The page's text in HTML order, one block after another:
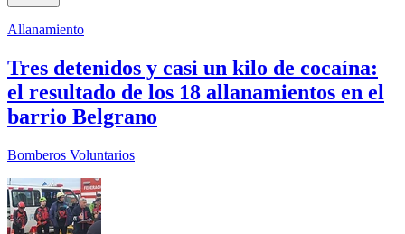
Allanamiento
Tres detenidos y casi un kilo de cocaína:
el resultado de los 18 allanamientos en el
barrio Belgrano
Bomberos Voluntarios